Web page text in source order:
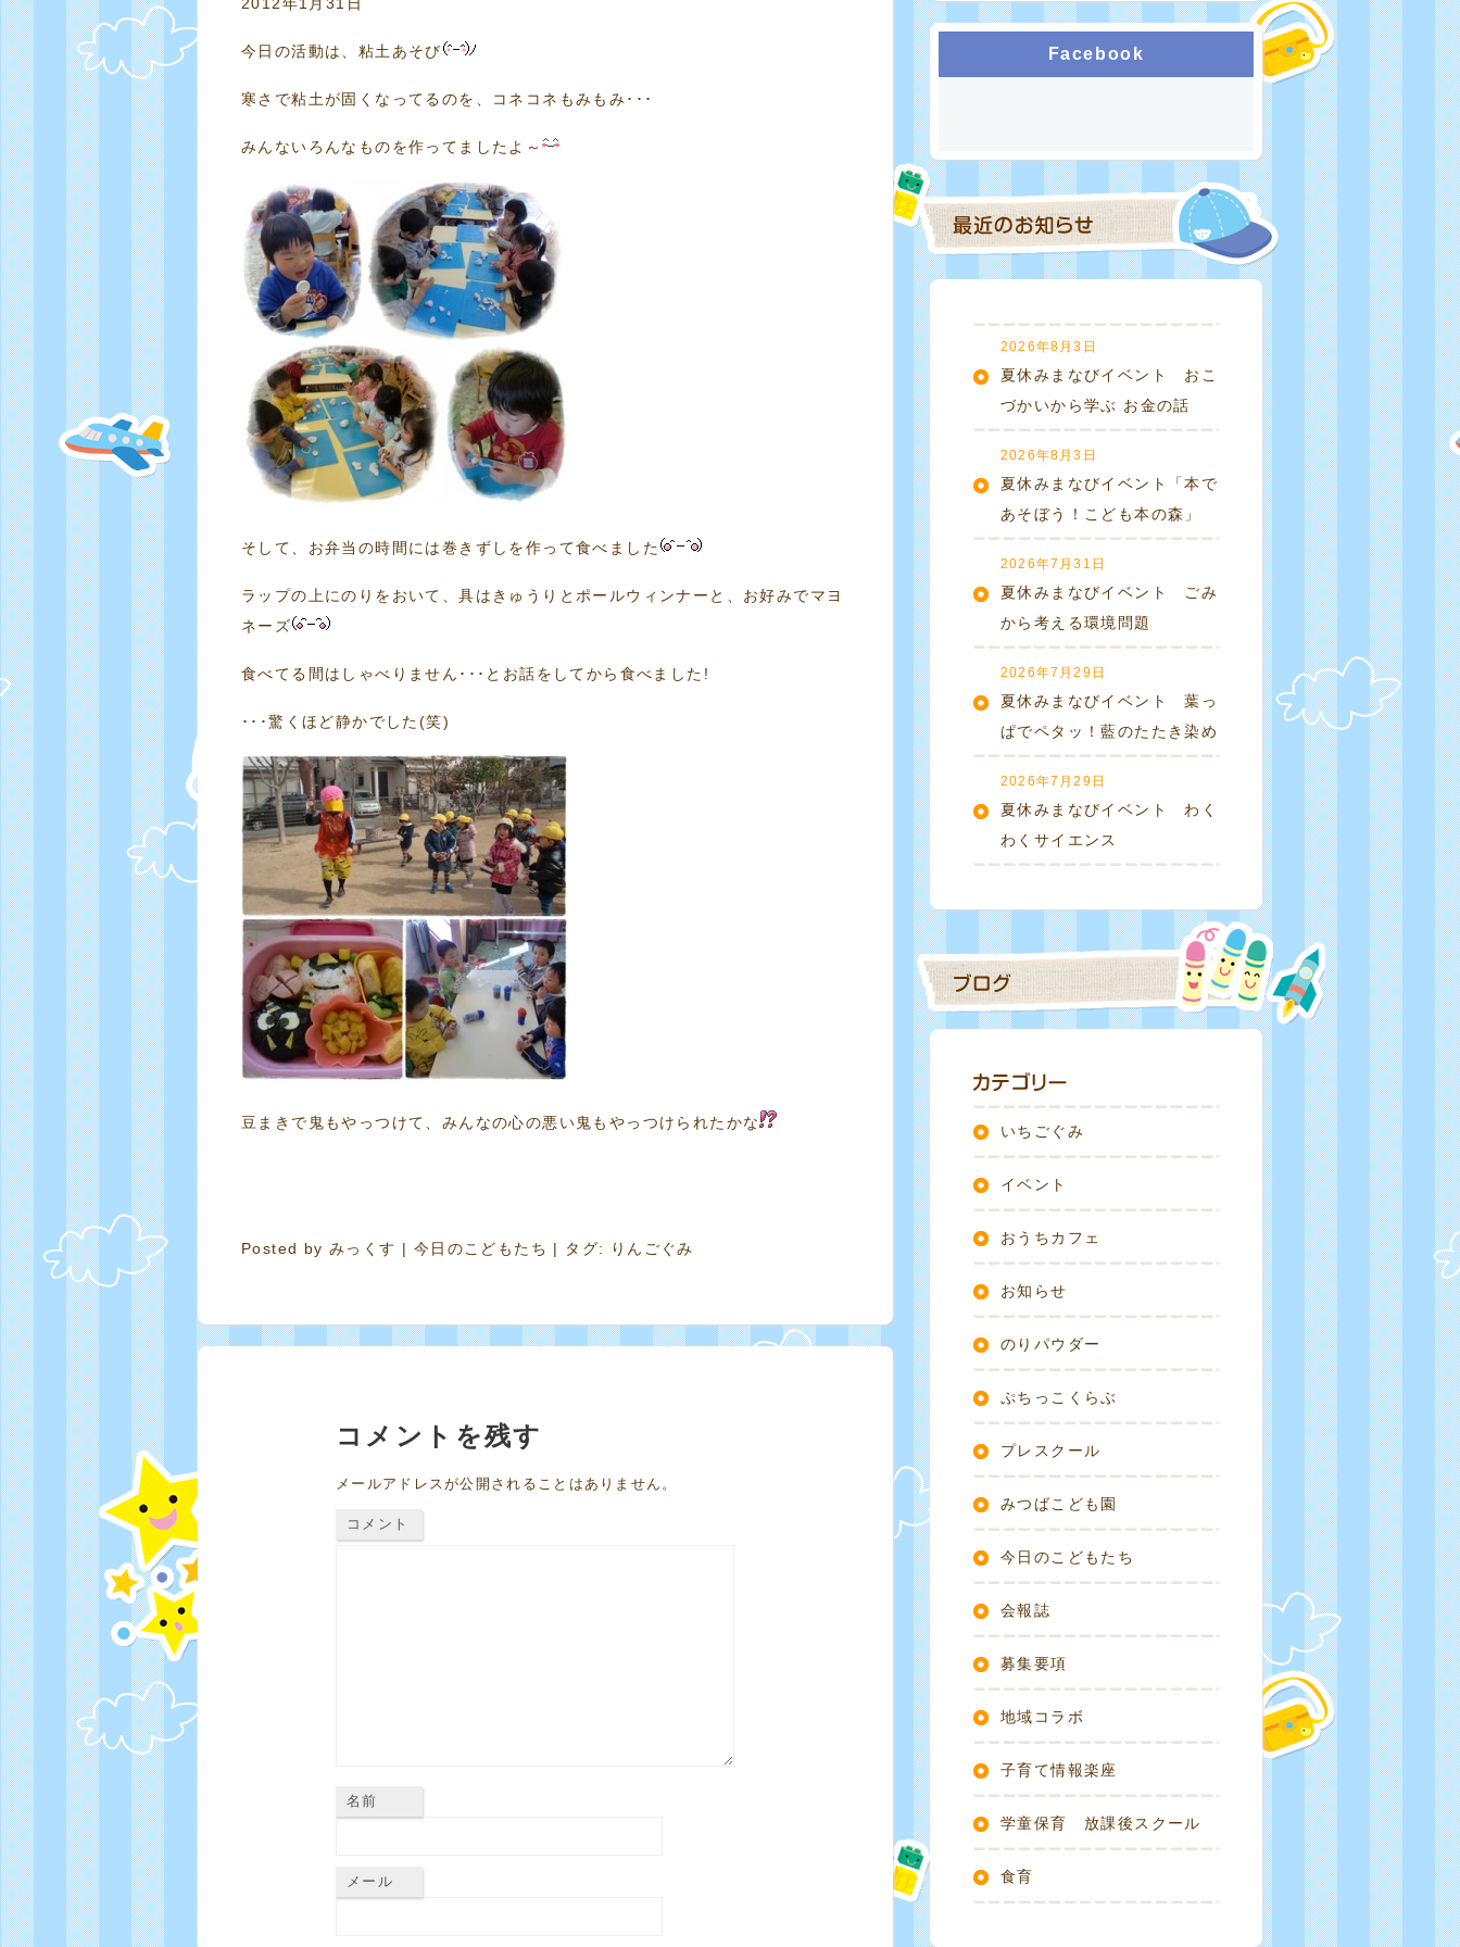
今日の活動は、粘土あそび
寒さで粘土が固くなってるのを、コネコネもみもみ･･･
みんないろんなものを作ってましたよ～
そして、お弁当の時間には巻きずしを作って食べました
ラップの上にのりをおいて、具はきゅうりとポールウィンナーと、お好みでマヨ
ネーズ
食べてる間はしゃべりません･･･とお話をしてから食べました!
･･･驚くほど静かでした(笑)
豆まきで鬼もやっつけて、みんなの心の悪い鬼もやっつけられたかな
Posted byみっくす | 今日のこどもたち | タグ: りんごぐみ
コメントを残す
メールアドレスが公開されることはありません。
コメント
名前
メール
Facebook
2026年8月3日
夏休みまなびイベント おこ
づかいから学ぶ お金の話
2026年8月3日
夏休みまなびイベント「本で
あそぼう！こども本の森」
2026年7月31日
夏休みまなびイベント ごみ
から考える環境問題
2026年7月29日
夏休みまなびイベント 葉っ
ぱでペタッ！藍のたたき染め
2026年7月29日
夏休みまなびイベント わく
わくサイエンス
いちごぐみ
イベント
おうちカフェ
お知らせ
のりパウダー
ぷちっこくらぶ
プレスクール
みつばこども園
今日のこどもたち
会報誌
募集要項
地域コラボ
子育て情報楽座
学童保育 放課後スクール
食育